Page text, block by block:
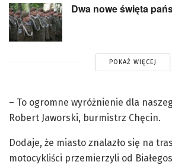
Dwa nowe święta
POKAŻ WIĘCEJ
– To ogromne wyróżnienie dla
Robert Jaworski, burmistrz Chęcin.
Dodaje, że miasto znalazło się na
motocykliści przemierzyli od